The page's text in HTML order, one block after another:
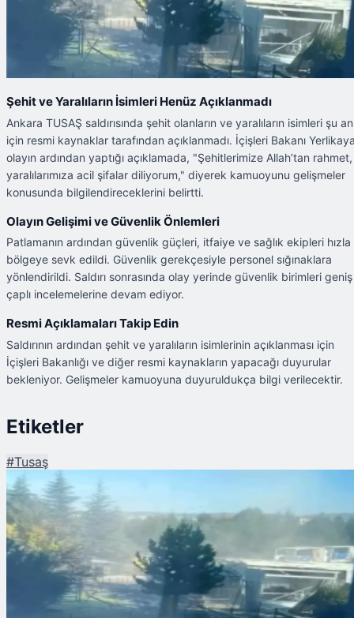
Şehit ve Yaralıların İsimleri Henüz Açıklanmadı
Ankara TUSAŞ saldırısında şehit olanların ve yaralıların isimleri şu an
için resmi kaynaklar tarafından açıklanmadı. İçişleri Bakanı
olayın ardından yaptığı açıklamada, "Şehitlerimize Allah’tan rahmet,
yaralılarımıza acil şifalar diliyorum," diyerek kamuoyunu gelişmeler
konusunda bilgilendireceklerini belirtti.
Olayın Gelişimi ve Güvenlik Önlemleri
Patlamanın ardından güvenlik güçleri, itfaiye ve sağlık ekipleri hızla
bölgeye sevk edildi. Güvenlik gerekçesiyle personel sığınaklara
yönlendirildi. Saldırı sonrasında olay yerinde güvenlik birimleri geniş
çaplı incelemelerine devam ediyor.
Resmi Açıklamaları Takip Edin
Saldırının ardından şehit ve yaralıların isimlerinin açıklanması için
İçişleri Bakanlığı ve diğer resmi kaynakların yapacağı duyurular
bekleniyor. Gelişmeler kamuoyuna duyuruldukça bilgi verilecektir.
Etiketler
#Tusaş
Şu An Okunan
TUSAŞ Terör Saldırısında Şehit ve Yaralıların İsimleri Açıklandı mı?